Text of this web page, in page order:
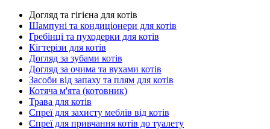
Догляд та гігієна для котів
Шампуні та кондиціонери для котів
Гребінці та пуходерки для котів
Кігтерізи для котів
Догляд за зубами котів
Догляд за очима та вухами котів
Засоби від запаху та плям для котів
Котяча м'ята (котовник)
Трава для котів
Спреї для захисту меблів від котів
Спреї для привчання котів до туалету